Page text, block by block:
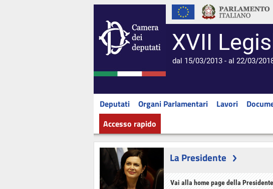
XVII
dal 15/03/2013 - al 22/03/
Deputati Organi Parlamentari Lavori
Accesso rapido
La Presidente
Vai alla home page della Presidente